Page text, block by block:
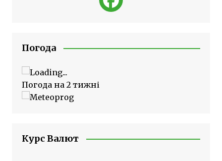
Погода
Погода на 2 тижні
Курс Валют